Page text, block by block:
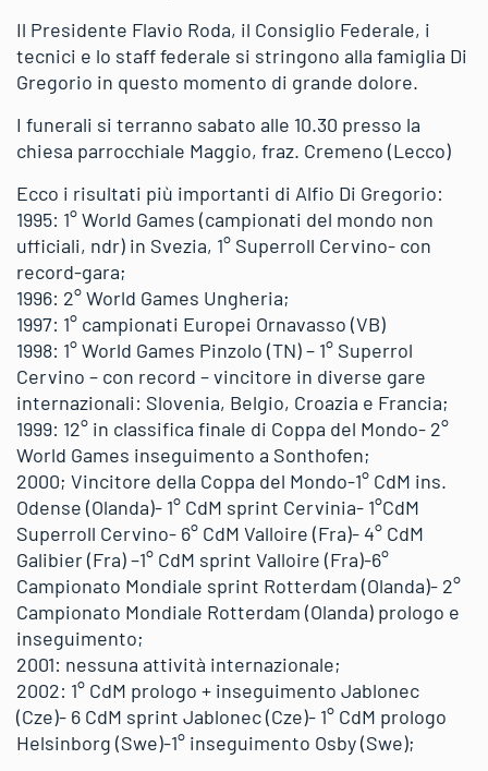
Il Presidente Flavio Roda, il Consiglio Federale, i
tecnici e lo staff federale si stringono alla famiglia Di
Gregorio in questo momento di grande dolore.
I funerali si terranno sabato alle 10.30 presso la
chiesa parrocchiale Maggio, fraz. Cremeno (Lecco)
Ecco i risultati più importanti di Alfio Di Gregorio:
1995: 1° World Games (campionati del mondo non
ufficiali, ndr) in Svezia, 1° Superroll Cervino- con
record-gara;
1996: 2° World Games Ungheria;
1997: 1° campionati Europei Ornavasso (VB)
1998: 1° World Games Pinzolo (TN) – 1° Superrol
Cervino – con record – vincitore in diverse gare
internazionali: Slovenia, Belgio, Croazia e Francia;
1999: 12° in classifica finale di Coppa del Mondo- 2°
World Games inseguimento a Sonthofen;
2000; Vincitore della Coppa del Mondo-1° CdM ins.
Odense (Olanda)- 1° CdM sprint Cervinia- 1°CdM
Superroll Cervino- 6° CdM Valloire (Fra)- 4° CdM
Galibier (Fra) –1° CdM sprint Valloire (Fra)-6°
Campionato Mondiale sprint Rotterdam (Olanda)- 2°
Campionato Mondiale Rotterdam (Olanda) prologo e
inseguimento;
2001: nessuna attività internazionale;
2002: 1° CdM prologo + inseguimento Jablonec
(Cze)- 6 CdM sprint Jablonec (Cze)- 1° CdM prologo
Helsinborg (Swe)-1° inseguimento Osby (Swe);